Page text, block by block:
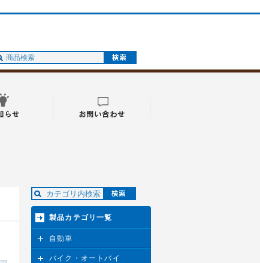
製品カテゴリ一覧
自動車
バイク・オートバイ